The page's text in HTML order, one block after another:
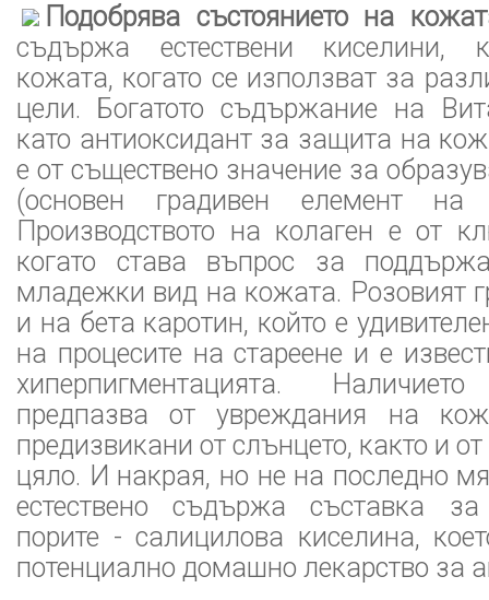
Подобрява състоянието на
съдържа естествени киселини,
кожата, когато се използват за
цели. Богатото съдържание на
като антиоксидант за защита на
е от съществено значение за
(основен градивен елемент
Производството на колаген е от
когато става въпрос за
младежки вид на кожата. Розовият
и на бета каротин, който е
на процесите на стареене и е
хиперпигментацията.
предпазва от увреждания на
предизвикани от слънцето, както и
цяло. И накрая, но не на последно
естествено съдържа съставка
порите - салицилова киселина,
потенциално домашно лекарство за